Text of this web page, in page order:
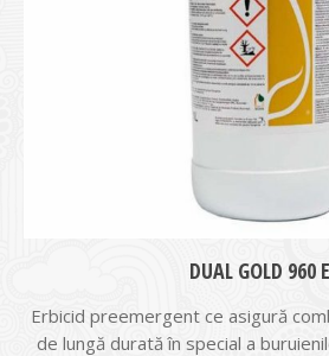
DUAL GOLD 960
Erbicid preemergent ce asigură
de lungă durată în special a